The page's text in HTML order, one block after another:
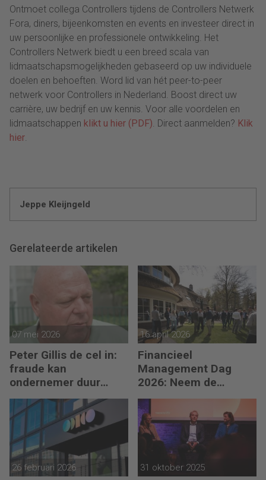
Ontmoet collega Controllers tijdens de Controllers Netwerk
Fora, diners, bijeenkomsten en events en investeer direct in
uw persoonlijke en professionele ontwikkeling. Het
Controllers Netwerk biedt u een breed scala van
lidmaatschapsmogelijkheden gebaseerd op uw individuele
doelen en behoeften. Word lid van hét peer-to-peer
netwerk voor Controllers in Nederland. Boost direct uw
carrière, uw bedrijf en uw kennis. Voor alle voordelen en
lidmaatschappen klikt u hier (PDF) . Direct aanmelden? Klik
hier
Jeppe Kleijngeld
Gerelateerde artikelen
07 mei 2026
Peter Gillis de cel in:
fraude kan
ondernemer duur
komen te staan
16 april 2026
Financieel
Management Dag
2026: Neem de
toekomst in eigen
hand
26 februari 2026 31 oktober 2025